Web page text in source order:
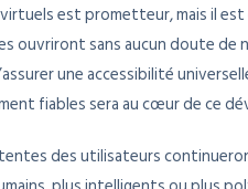
est prometteur, mais il
ouvriront sans aucun doute de
une accessibilité
fiables sera au cœur de ce
des utilisateurs